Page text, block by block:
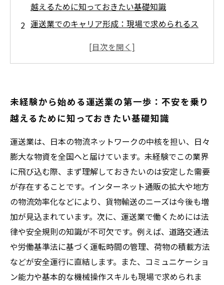
越えるために知っておきたい基礎知識
運送業でのキャリア形成：現場で求められるス
現場の声に学ぶ！運送業で安定した仕事を手に
むための具体的ステップ
将来を見据えた運送業の成長戦略：持続的なキ
ャリアアップのためにできること
運送業界の魅力と可能性：安定した経済基盤を
支える重要な役割
未経験からの挑戦を応援！運送業で安心して働
くためのサポート体制とは？
未経験から始める運送業の第一歩：不安を乗り
越えるために知っておきたい基礎知識
運送業は、日本の物流ネットワークの中核を担い、日々
膨大な物資を全国へと届けています。未経験でこの業界
に飛び込む際、まず理解しておきたいのは安定した需要
が存在することです。インターネット通販の拡大や地方
の物流効率化などにより、貨物輸送のニーズは今後も増
加が見込まれています。次に、運送業で働くためには法
律や安全規則の知識が不可欠です。例えば、道路交通法
や労働基準法に基づく運転時間の管理、荷物の積載方法
などが安全運行に直結します。また、コミュニケーショ
ン能力や基本的な機械操作スキルも現場で求められま